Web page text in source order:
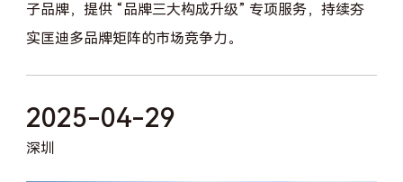
子品牌，提供 “品牌三大构成升级” 专项服务，持续夯
实匡迪多品牌矩阵的市场竞争力。
2025-04-29
深圳